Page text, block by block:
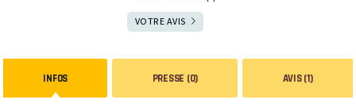
VOTRE AVIS
INFOS PRESSE (0) AVIS (1)